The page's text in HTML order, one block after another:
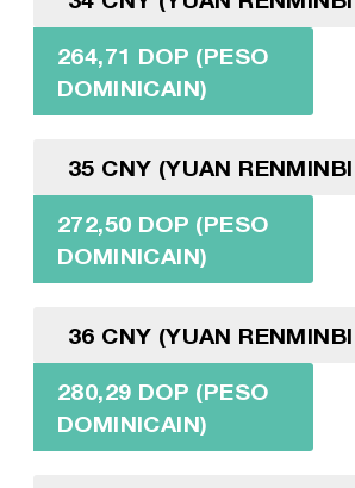
264,71 DOP (PESO
DOMINICAIN)
35 CNY (YUAN
272,50 DOP (PESO
DOMINICAIN)
36 CNY (YUAN
280,29 DOP (PESO
DOMINICAIN)